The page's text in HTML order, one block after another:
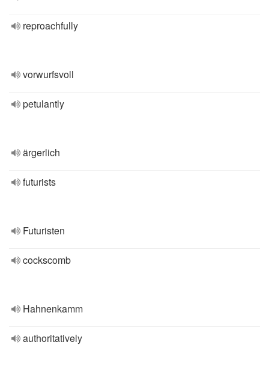
reproachfully
vorwurfsvoll
petulantly
ärgerlich
futurists
Futuristen
cockscomb
Hahnenkamm
authoritatively